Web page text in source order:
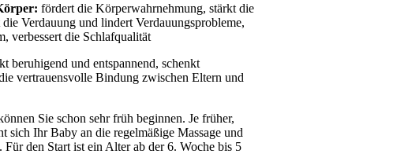
fördert die Körperwahrnehmung, stärkt die
Verdauung und lindert Verdauungsprobleme,
verbessert die Schlafqualität
beruhigend und entspannend, schenkt
vertrauensvolle Bindung zwischen Eltern und
Sie schon sehr früh beginnen. Je früher,
sich Ihr Baby an die regelmäßige Massage und
den Start ist ein Alter ab der 6. Woche bis 5